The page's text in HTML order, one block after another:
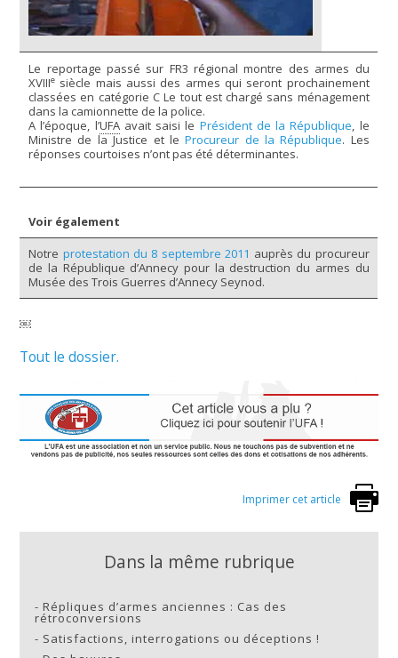
Le reportage passé sur FR3 régional montre des armes du
XVIIIe siècle mais aussi des armes qui seront prochainement
classées en catégorie C Le tout est chargé sans ménagement
dans la camionnette de la police.
A l’époque, l’UFAavait saisi le Président de la République, le
Ministre de la Justice et leProcureur de la République. Les
réponses courtoises n’ont pas été déterminantes.
Voir également
Notre protestation du 8 septembre 2011 auprès du procureur
de la République d’Annecy pour la destruction du armes du
Musée des Trois Guerres d’Annecy Seynod.
￼
Tout le dossier.
Imprimer cet article
Dans la même rubrique
-Répliques d’armes anciennes : Cas des
rétroconversions
- Satisfactions, interrogations ou déceptions !